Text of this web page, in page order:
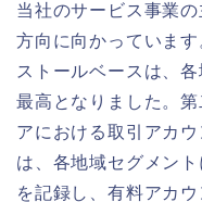
当社のサービス事業
方向に向かっていま
ストールベースは、
最高となりました。
アにおける取引アカ
は、各地域セグメン
を記録し、有料アカ